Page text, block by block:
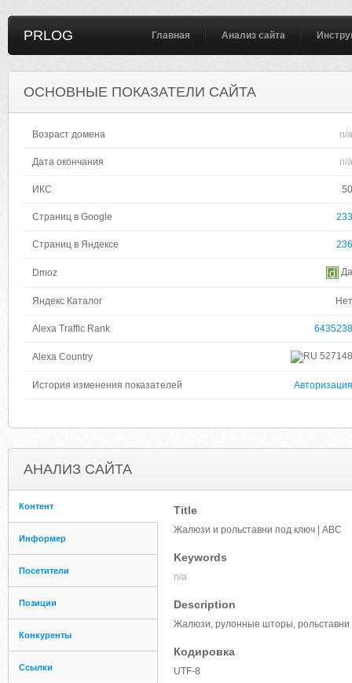
PRLOG Главная Анализ сайта
ОСНОВНЫЕ ПОКАЗАТЕЛИ САЙТА
Возраст домена n/a
Дата окончания n/a
ИКС 50
Страниц в Google 233
Страниц в Яндексе 236
Dmoz Да
Яндекс Каталог Нет
Alexa Traffic Rank 6435238
Alexa Country 527148
История изменения показателей Авторизация
АНАЛИЗ САЙТА
Контент
Информер
Посетители
Позиции
Конкуренты
Ссылки
Title
Жалюзи и рольставни под ключ | АВС
Keywords
n/a
Description
Жалюзи, рулонные шторы, рольставни
Кодировка
UTF-8